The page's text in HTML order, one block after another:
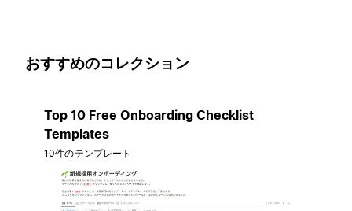
おすすめのコレクション
Top 10 Free Onboarding Checklist
Templates
10件のテンプレート